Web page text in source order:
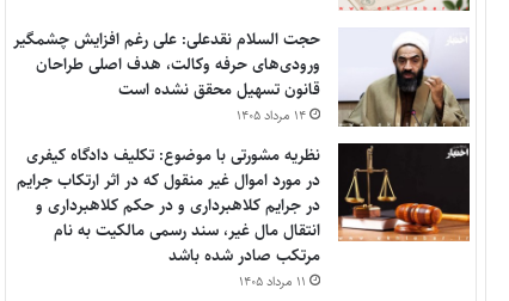
حجت السلام نقدعلی: علی رغم افزایش چشمگیر
ورودی‌های حرفه وکالت، هدف اصلی طراحان
قانون تسهیل محقق نشده است
۱۴ مرداد ۱۴۰۵
نظریه مشورتی با موضوع: تکلیف دادگاه کیفری
در مورد اموال غیر منقول که در اثر ارتکاب جرایم
در جرایم کلاهبرداری و در حکم کلاهبرداری و
انتقال مال غیر، سند رسمی مالکیت به نام
مرتکب صادر شده باشد
۱۱ مرداد ۱۴۰۵